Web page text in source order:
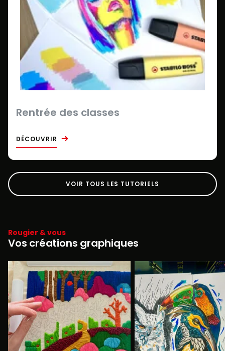
Rentrée des classes
DÉCOUVRIR
VOIR TOUS LES TUTORIELS
Rougier & vous
Vos créations graphiques